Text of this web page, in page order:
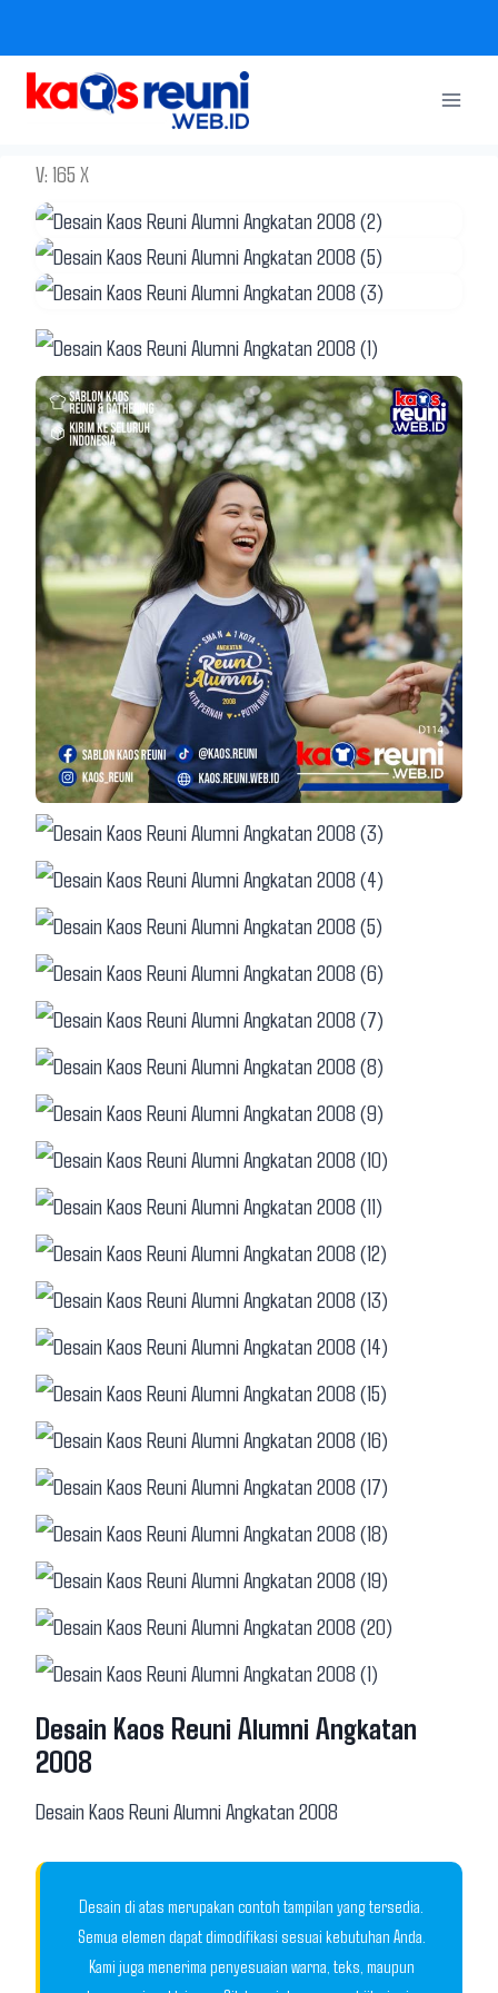
Skip
V: 165 X
Desain Kaos Reuni Alumni Angkatan
2008
Desain Kaos Reuni Alumni Angkatan 2008
Desain di atas merupakan contoh tampilan yang tersedia.
Semua elemen dapat dimodifikasi sesuai kebutuhan Anda.
Kami juga menerima penyesuaian warna, teks, maupun